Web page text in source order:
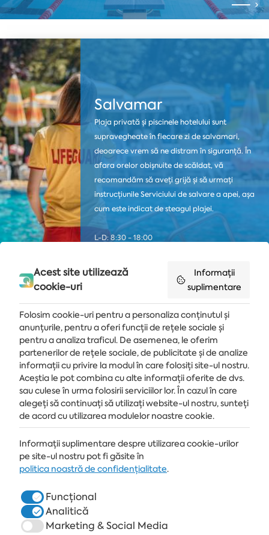
Salvamar
Plaja privată și piscinele hotelului sunt
supravegheate în fiecare zi de salvamari,
deoarece vrem să ne distram în siguranță. În
afara orelor obișnuite de scăldat, vă
recomandăm să aveți grijă și să urmați
instrucțiunile Serviciului de salvare a apei, așa
cum este indicat de steagul plajei.
L-D: 8:30 - 18:00
Primește ultimele știri și oferte livrate direct în căsuța de e-mail
MĂ ABONEZ
STAȚIUNE
ALBENA.BG
Acest site utilizează
cookie-uri
Informații
suplimentare
Folosim cookie-uri pentru a personaliza conținutul și
anunțurile, pentru a oferi funcții de rețele sociale și
pentru a analiza traficul. De asemenea, le oferim
partenerilor de rețele sociale, de publicitate și de analize
informații cu privire la modul în care folosiți site-ul nostru.
Aceștia le pot combina cu alte informații oferite de dvs.
sau culese în urma folosirii serviciilor lor. În cazul în care
alegeți să continuați să utilizați website-ul nostru, sunteți
de acord cu utilizarea modulelor noastre cookie.
Informații suplimentare despre utilizarea cookie-urilor
pe site-ul nostru pot fi găsite în
politica noastră de confidențialitate.
Funcțional
Analitică
Marketing & Social Media